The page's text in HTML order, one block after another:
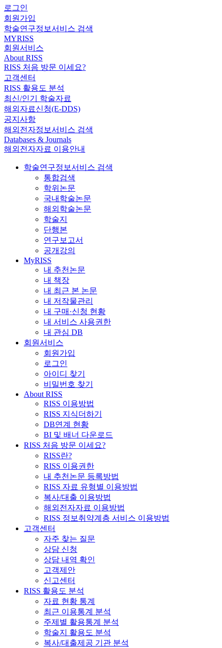
로그인
회원가입
학술연구정보서비스 검색
MYRISS
회원서비스
About RISS
RISS 처음 방문 이세요?
고객센터
RISS 활용도 분석
최신/인기 학술자료
해외자료신청(E-DDS)
공지사항
해외전자정보서비스 검색
Databases & Journals
해외전자자료 이용안내
학술연구정보서비스 검색
통합검색
학위논문
국내학술논문
해외학술논문
학술지
단행본
연구보고서
공개강의
MyRISS
내 추천논문
내 책장
내 최근 본 논문
내 저작물관리
내 구매·신청 현황
내 서비스 사용권한
내 관심 DB
회원서비스
회원가입
로그인
아이디 찾기
비밀번호 찾기
About RISS
RISS 이용방법
RISS 지식더하기
DB연계 현황
BI 및 배너 다운로드
RISS 처음 방문 이세요?
RISS란?
RISS 이용권한
내 추천논문 등록방법
RISS 자료 유형별 이용방법
복사/대출 이용방법
해외전자자료 이용방법
RISS 정보취약계층 서비스 이용방법
고객센터
자주 찾는 질문
상담 신청
상담 내역 확인
고객제안
신고센터
RISS 활용도 분석
자료 현황 통계
최근 이용통계 분석
주제별 활용통계 분석
학술지 활용도 분석
복사/대출제공 기관 분석